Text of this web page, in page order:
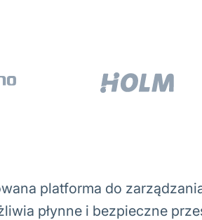
platforma do
płynne i bezpieczne